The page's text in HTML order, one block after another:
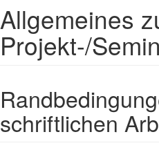
Allgemeines
Projekt-/
schriftlichen